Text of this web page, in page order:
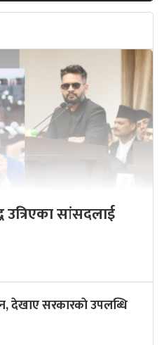
उत्रिएका सांसदलाई
देखाए सरकारकाे उपलब्धि